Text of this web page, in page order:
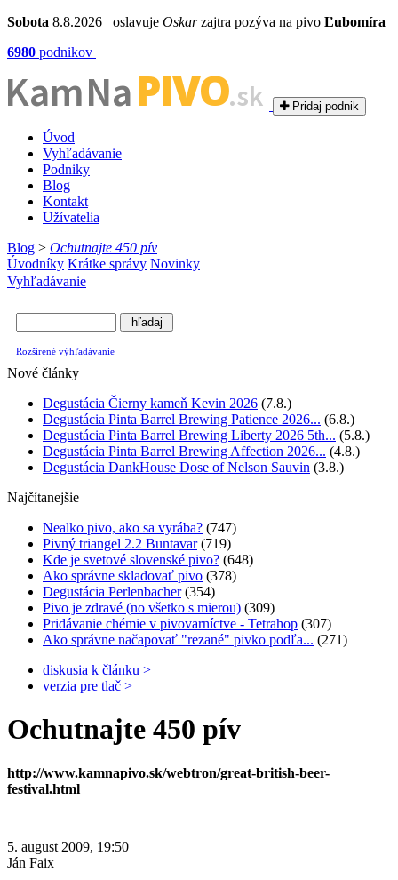
Sobota 8.8.2026 oslavuje Oskarzajtra pozýva na pivo Ľubomíra
6980 podnikov
Kam NaPIVO.sk Pridaj podnik
Úvod
Vyhľadávanie
Podniky
Blog
Kontakt
Užívatelia
Blog > Ochutnajte 450 pív
Úvodníky Krátke správy Novinky
Vyhľadávanie
Rozšírené výhľadávanie
Nové články
Degustácia Čierny kameň Kevin 2026 (7.8.)
Degustácia Pinta Barrel Brewing Patience 2026... (6.8.)
Degustácia Pinta Barrel Brewing Liberty 2026 5th... (5.8.)
Degustácia Pinta Barrel Brewing Affection 2026... (4.8.)
Degustácia DankHouse Dose of Nelson Sauvin (3.8.)
Najčítanejšie
Nealko pivo, ako sa vyrába? (747)
Pivný triangel 2.2 Buntavar(719)
Kde je svetové slovenské pivo? (648)
Ako správne skladovať pivo (378)
Degustácia Perlenbacher(354)
Pivo je zdravé (no všetko s mierou) (309)
Pridávanie chémie v pivovarníctve - Tetrahop (307)
Ako správne načapovať "rezané" pivko podľa... (271)
diskusia k článku >
verzia pre tlač >
Ochutnajte 450 pív
http://www.kamnapivo.sk/webtron/great-british-beer-
festival.html
5. august 2009, 19:50
Ján Faix